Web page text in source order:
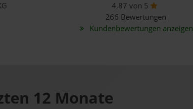
4,87 von 5
266 Bewertungen
Kundenbewertungen anzeigen
12 Monate